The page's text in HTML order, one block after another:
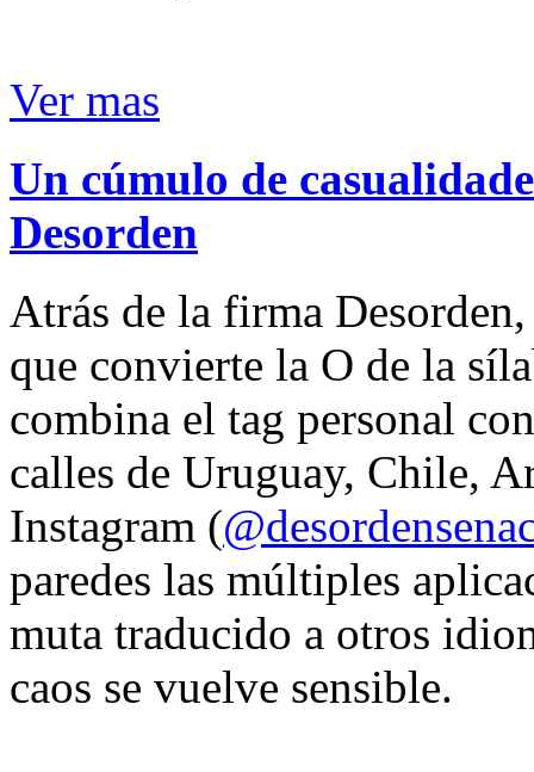
Ver mas
Un cúmulo de
Desorden
Atrás de la firma
que convierte la O de la
combina el tag personal
calles de Uruguay, Chile,
Instagram (
paredes las múltiples
muta traducido a otros
caos se vuelve sensible.